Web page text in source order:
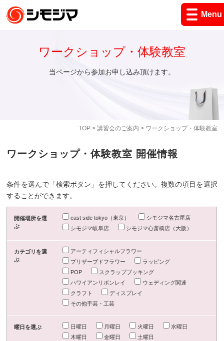
Menu
TOP> 講習会のご案内 > ワークショップ・体験教室
ワークショップ・体験教室
当ページから参加お申し込み頂けます。
ワークショップ・体験教室 開催情報
条件を選んで「検索ボタン」を押してください。複数の項目を選択
することができます。
開催場所を選
ぶ
east side tokyo（東京）
シモジマ名古屋店
シモジマ岐阜店
シモジマ心斎橋店（大阪）
カテゴリを選
ぶ
アーティフィシャルフラワー
プリザーブドフラワー
ラッピング
POP
スクラップブッキング
ハワイアンリボンレイ
ウェディング関連
クラフト
ディスプレイ
その他手芸・工芸
曜日を選ぶ 日曜日 月曜日 火曜日
水曜日
木曜日
金曜日 土曜日